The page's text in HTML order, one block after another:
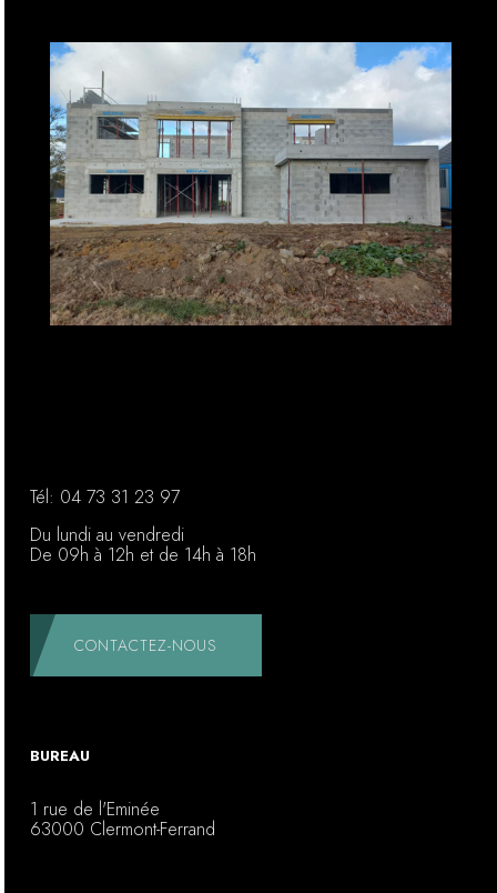
Tél: 04 73 31 23 97
Du lundi au vendredi
De 09h à 12h et de 14h à 18h
CONTACTEZ-NOUS
BUREAU
1 rue de l'Eminée
63000 Clermont-Ferrand